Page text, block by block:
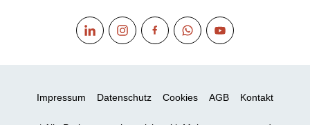
Impressum Datenschutz Cookies AGB Kontakt